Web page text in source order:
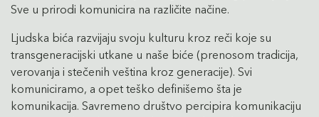
Sve u prirodi komunicira na različite načine.
Ljudska bića razvijaju svoju kulturu kroz reči koje su
transgeneracijski utkane u naše biće (prenosom tradicija,
verovanja i stečenih veština kroz generacije). Svi
komuniciramo, a opet teško definišemo šta je
komunikacija. Savremeno društvo percipira komunikaciju